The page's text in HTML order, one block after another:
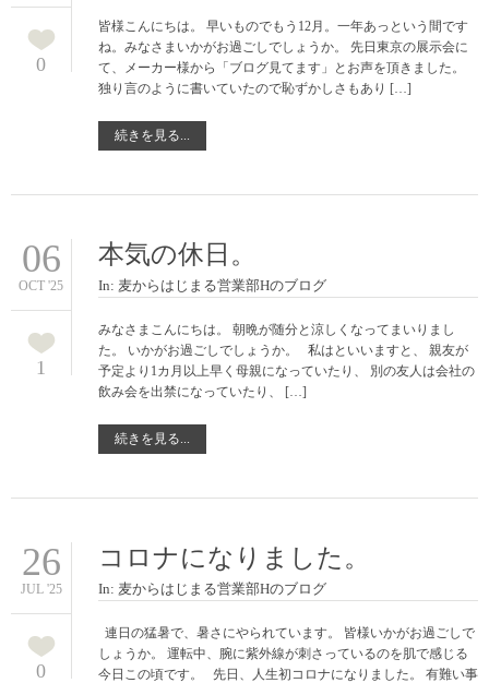
0
皆様こんにちは。 早いものでもう12月。一年あっという間です
ね。みなさまいかがお過ごしでしょうか。 先日東京の展示会に
て、メーカー様から「ブログ見てます」とお声を頂きました。
独り言のように書いていたので恥ずかしさもあり […]
続きを見る...
06
OCT '25
1
本気の休日。
In: 麦からはじまる営業部Hのブログ
みなさまこんにちは。 朝晩が随分と涼しくなってまいりまし
た。 いかがお過ごしでしょうか。 私はといいますと、 親友が
予定より1カ月以上早く母親になっていたり、 別の友人は会社の
飲み会を出禁になっていたり、 […]
続きを見る...
26
JUL '25
0
コロナになりました。
In: 麦からはじまる営業部Hのブログ
連日の猛暑で、暑さにやられています。 皆様いかがお過ごしで
しょうか。 運転中、腕に紫外線が刺さっているのを肌で感じる
今日この頃です。 先日、人生初コロナになりました。 有難い事